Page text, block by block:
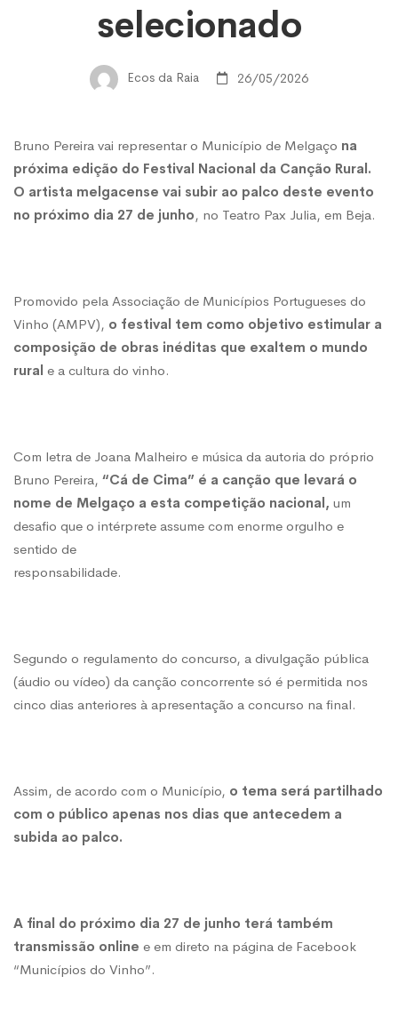
neste
festival
nacional.
o
artista
selecionado
selecionado
Ecos da Raia 26/05/2026
Bruno Pereira vai representar o Município de Melgaço na
próxima edição do Festival Nacional da Canção Rural.
O artista melgacense vai subir ao palco deste evento
no próximo dia 27 de junho, no Teatro Pax Julia, em Beja.
Promovido pela Associação de Municípios Portugueses do
Vinho (AMPV), o festival tem como objetivo estimular a
composição de obras inéditas que exaltem o mundo
rural e a cultura do vinho.
Com letra de Joana Malheiro e música da autoria do próprio
Bruno Pereira, “Cá de Cima” é a canção que levará o
nome de Melgaço a esta competição nacional, um
desafio que o intérprete assume com enorme orgulho e
sentido de
responsabilidade.
Segundo o regulamento do concurso, a divulgação pública
(áudio ou vídeo) da canção concorrente só é permitida nos
cinco dias anteriores à apresentação a concurso na final.
Assim, de acordo com o Município, o tema será partilhado
com o público apenas nos dias que antecedem a
subida ao palco.
A final do próximo dia 27 de junho terá também
transmissão online e em direto na página de Facebook
“Municípios do Vinho”.